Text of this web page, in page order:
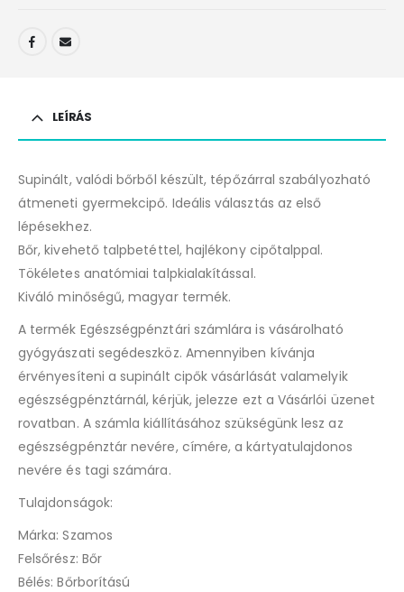
LEÍRÁS
Supinált, valódi bőrből készült, tépőzárral szabályozható
átmeneti gyermekcipő. Ideális választás az első
lépésekhez.
Bőr, kivehető talpbetéttel, hajlékony cipőtalppal.
Tökéletes anatómiai talpkialakítással.
Kiváló minőségű, magyar termék.
A termék Egészségpénztári számlára is vásárolható
gyógyászati segédeszköz. Amennyiben kívánja
érvényesíteni a supinált cipők vásárlását valamelyik
egészségpénztárnál, kérjük, jelezze ezt a Vásárlói üzenet
rovatban. A számla kiállításához szükségünk lesz az
egészségpénztár nevére, címére, a kártyatulajdonos
nevére és tagi számára.
Tulajdonságok:
Márka: Szamos
Felsőrész: Bőr
Bélés: Bőrborítású